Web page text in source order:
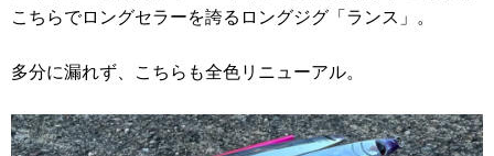
こちらでロングセラーを誇るロングジグ「ランス」。
多分に漏れず、こちらも全色リニューアル。